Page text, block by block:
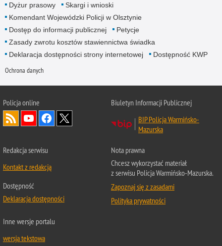
Dyżur prasowy
Skargi i wnioski
Komendant Wojewódzki Policji w Olsztynie
Dostęp do informacji publicznej
Petycje
Zasady zwrotu kosztów stawiennictwa świadka
Deklaracja dostępności strony internetowej
Dostępność KWP
Ochrona danych
Policja online
Biuletyn Informacji Publicznej
BIP Policja Warmińsko-
Mazurska
Redakcja serwisu
Kontakt z redakcją
Dostępność
Deklaracja dostępności
Nota prawna
Chcesz wykorzystać materiał
z serwisu Policja Warmińsko-Mazurska.
Zapoznaj się z zasadami
Polityka prywatności
Inne wersje portalu
wersja tekstowa